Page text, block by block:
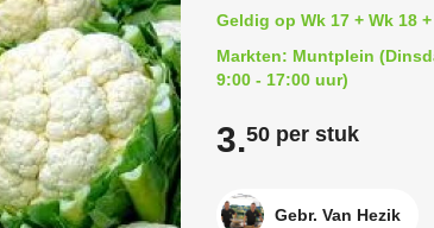
Geldig op Wk 17 + Wk 18
Markten: Muntplein
9:00 - 17:00 uur)
3.50 per stuk
Gebr. Van Hezik